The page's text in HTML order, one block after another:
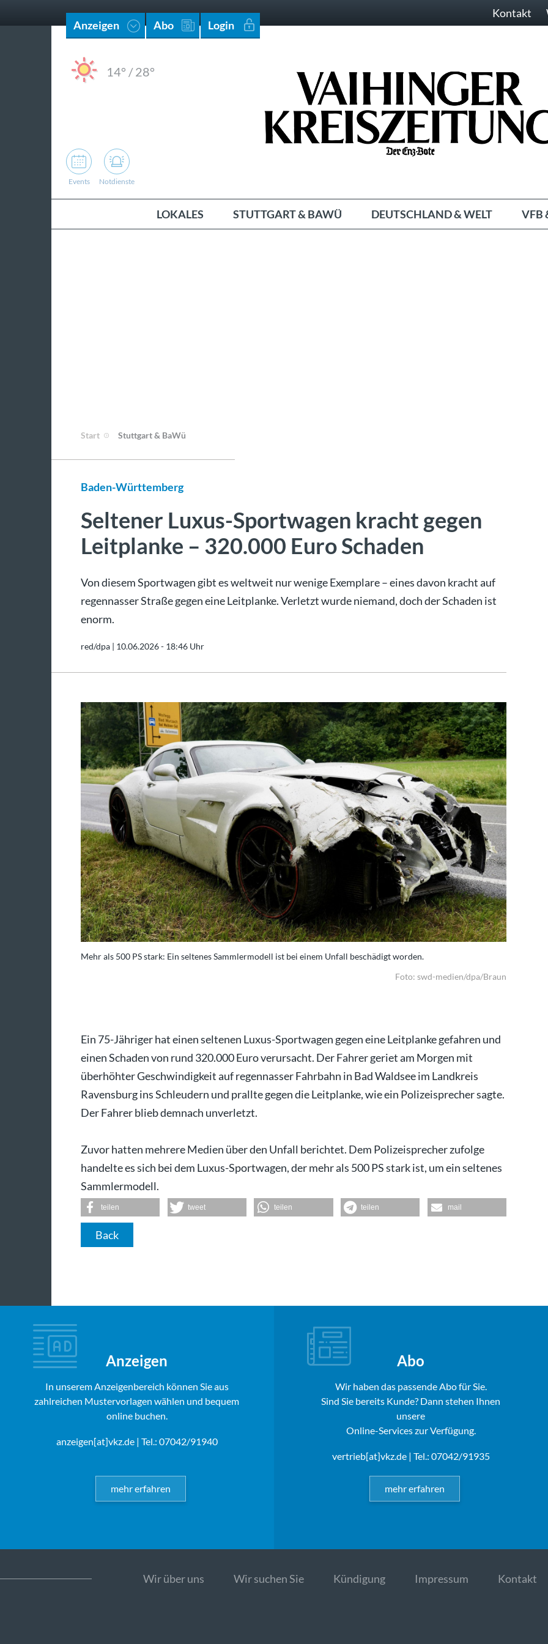
Anzeigen Abo Login
Kontakt
14° /28°
Events Notdienste
LOKALES STUTTGART & BAWÜ DEUTSCHLAND & WELT VFB
Start Stuttgart & BaWü
Baden-Württemberg
Seltener Luxus-Sportwagen kracht gegen
Leitplanke – 320.000 Euro Schaden
Von diesem Sportwagen gibt es weltweit nur wenige Exemplare – eines davon kracht auf
regennasser Straße gegen eine Leitplanke. Verletzt wurde niemand, doch der Schaden ist
enorm.
red/dpa | 10.06.2026 - 18:46 Uhr
Mehr als 500 PS stark: Ein seltenes Sammlermodell ist bei einem Unfall beschädigt worden.
Foto: swd-medien/dpa/Braun
Ein 75-Jähriger hat einen seltenen Luxus-Sportwagen gegen eine Leitplanke gefahren und
einen Schaden von rund 320.000 Euro verursacht. Der Fahrer geriet am Morgen mit
überhöhter Geschwindigkeit auf regennasser Fahrbahn in Bad Waldsee im Landkreis
Ravensburg ins Schleudern und prallte gegen die Leitplanke, wie ein Polizeisprecher sagte.
Der Fahrer blieb demnach unverletzt.
Zuvor hatten mehrere Medien über den Unfall berichtet. Dem Polizeisprecher zufolge
handelte es sich bei dem Luxus-Sportwagen, der mehr als 500 PS stark ist, um ein seltenes
Sammlermodell.
teilen tweet teilen teilen mail
Back
Anzeigen
In unserem Anzeigenbereich können Sie aus
zahlreichen Mustervorlagen wählen und bequem
online buchen.
anzeigen[at]vkz.de| Tel.: 07042/91940
mehr erfahren
Abo
Wir haben das passende Abo für Sie.
Sind Sie bereits Kunde? Dann stehen Ihnen
unsere
Online-Services zur Verfügung.
vertrieb[at]vkz.de| Tel.: 07042/91935
mehr erfahren
Wir über uns Wir suchen Sie Kündigung Impressum Kontakt